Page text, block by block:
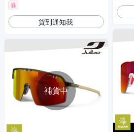
券
貨到通知我
補貨中